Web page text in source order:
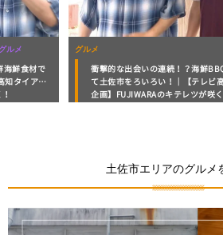
食材を求め
タイアップ
グルメ
高知の夏かき氷7選！フルーツたっ
抹茶に文旦にあんこまで涼を運ぶ
イーツ
土佐市エリアのグルメ